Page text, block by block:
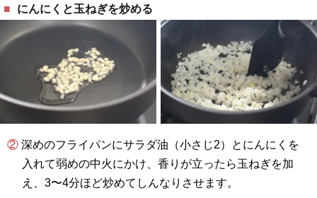
にんにくと玉ねぎを炒める
② 深めのフライパンにサラダ油（小さじ2）とにんにくを
入れて弱めの中火にかけ、香りが立ったら玉ねぎを加
え、3〜4分ほど炒めてしんなりさせます。